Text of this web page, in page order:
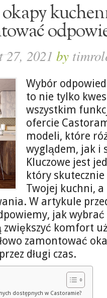
27, 2021 by
Wybór
to nie tylko
wszystkim
ofercie
modeli, które
wyglądem, jak i
Kluczowe jest
który skutecznie
Twojej kuchni,
W artykule
jak
komfort
zamontować
długi czas.
dostępnych w Castoramie?